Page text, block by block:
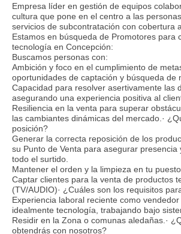
Empresa líder en gestión de equipos
cultura que pone en el centro a las
servicios de subcontratación con cobertura
Estamos en búsqueda de Promotores para
tecnología en Concepción:
Buscamos personas con:
Ambición y foco en el cumplimiento de
oportunidades de captación y búsqueda de
Capacidad para resolver asertivamente las
asegurando una experiencia positiva al
Resiliencia en la venta para superar
las cambiantes dinámicas del mercado.·
posición?
Generar la correcta reposición de los
su Punto de Venta para asegurar presencia
todo el surtido.
Mantener el orden y la limpieza en tu
Captar clientes para la venta de productos
(TV/AUDIO)· ¿Cuáles son los requisitos
Experiencia laboral reciente como vendedor
idealmente tecnología, trabajando bajo
Residir en la Zona o comunas aledañas.·
obtendrás con nosotros?